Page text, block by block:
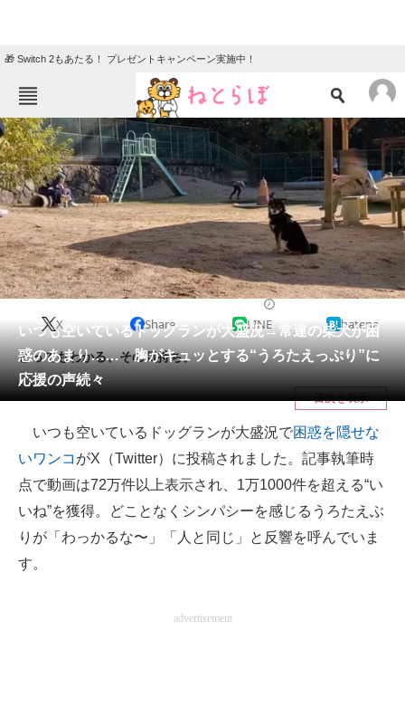
🎁 Switch 2もあたる！ プレゼントキャンペーン実施中！
ねとらぼメニュー
TOP ニュース
エンタメ クイズ
グルメ 地域
住まい 教育・育児
動物 リサーチ
会員記事
メディア
注目記事を集めた総合ページ
ITの今と未来を見通す
スマホと通信の最新トレンド
進化するPCとデバイスの未来
いつも空いているドッグランが大盛況→常連の柴犬が困
惑のあまり…… 胸がキュッとする“うろたえっぷり”に
応援の声続々
X Share LINE hatena
とってもわかる、その気持ち。
目次を表示
いつも空いているドッグランが大盛況で困惑を隠せな
いワンコ がX（Twitter）に投稿されました。記事執筆時
点で動画は72万件以上表示され、1万1000件を超える“い
いね”を獲得。どことなくシンパシーを感じるうろたえぶ
りが「わっかるな〜」「人と同じ」と反響を呼んでいま
す。
advertisement